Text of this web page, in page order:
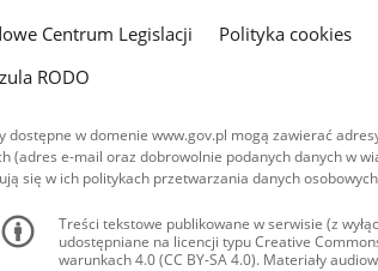
Centrum Legislacji Polityka cookies
RODO
dostępne w domenie www.gov.pl mogą zawierać
(adres e-mail oraz dobrowolnie podanych danych w
się w ich politykach przetwarzania danych
Treści tekstowe publikowane w serwisie (z
udostępniane na licencji typu Creative
warunkach 4.0 (CC BY-SA 4.0). Materiały